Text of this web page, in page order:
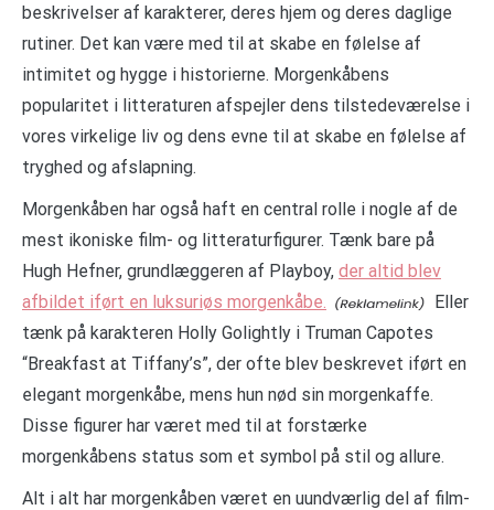
beskrivelser af karakterer, deres hjem og deres daglige
rutiner. Det kan være med til at skabe en følelse af
intimitet og hygge i historierne. Morgenkåbens
popularitet i litteraturen afspejler dens tilstedeværelse i
vores virkelige liv og dens evne til at skabe en følelse af
tryghed og afslapning.
Morgenkåben har også haft en central rolle i nogle af de
mest ikoniske film- og litteraturfigurer. Tænk bare på
Hugh Hefner, grundlæggeren af Playboy, der altid blev
afbildet iført en luksuriøs morgenkåbe.
Eller
tænk på karakteren Holly Golightly i Truman Capotes
“Breakfast at Tiffany’s”, der ofte blev beskrevet iført en
elegant morgenkåbe, mens hun nød sin morgenkaffe.
Disse figurer har været med til at forstærke
morgenkåbens status som et symbol på stil og allure.
Alt i alt har morgenkåben været en uundværlig del af film-